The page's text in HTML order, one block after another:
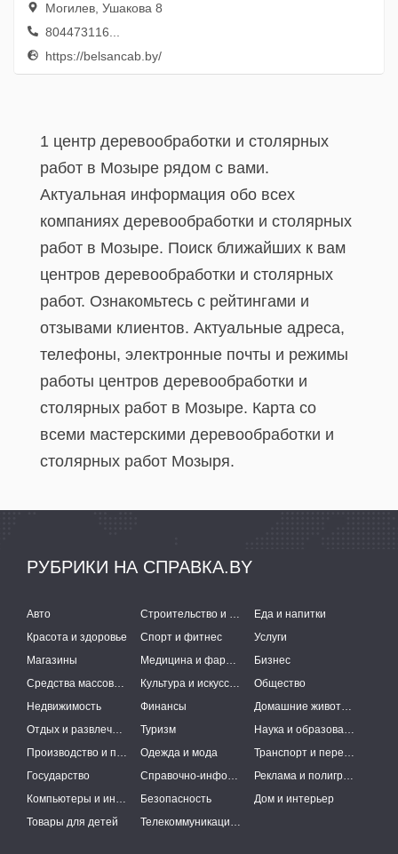
Могилев, Ушакова 8
804473116...
https://belsancab.by/
1 центр деревообработки и столярных
работ в Мозыре рядом с вами.
Актуальная информация обо всех
компаниях деревообработки и столярных
работ в Мозыре. Поиск ближайших к вам
центров деревообработки и столярных
работ. Ознакомьтесь с рейтингами и
отзывами клиентов. Актуальные адреса,
телефоны, электронные почты и режимы
работы центров деревообработки и
столярных работ в Мозыре. Карта со
всеми мастерскими деревообработки и
столярных работ Мозыря.
РУБРИКИ НА СПРАВКА.BY
Авто Строительство и ремонт
Еда и напитки
Красота и здоровье
Спорт и фитнес
Услуги
Магазины
Медицина и фармацевтика
Бизнес
Средства массовой информации
Культура и искусство
Общество
Недвижимость
Финансы
Домашние животные
Отдых и развлечения
Туризм
Наука и образование
Производство и поставки
Одежда и мода
Транспорт и перевозки
Государство
Справочно-информационные системы
Реклама и полиграфия
Компьютеры и интернет
Безопасность
Дом и интерьер
Товары для детей
Телекоммуникации и связь